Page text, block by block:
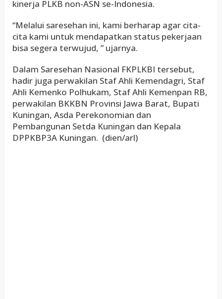
kinerja PLKB non-ASN se-Indonesia.
“Melalui saresehan ini, kami berharap agar cita-
cita kami untuk mendapatkan status pekerjaan
bisa segera terwujud, ” ujarnya.
Dalam Saresehan Nasional FKPLKBI tersebut,
hadir juga perwakilan Staf Ahli Kemendagri, Staf
Ahli Kemenko Polhukam, Staf Ahli Kemenpan RB,
perwakilan BKKBN Provinsi Jawa Barat, Bupati
Kuningan, Asda Perekonomian dan
Pembangunan Setda Kuningan dan Kepala
DPPKBP3A Kuningan. (dien/arl)